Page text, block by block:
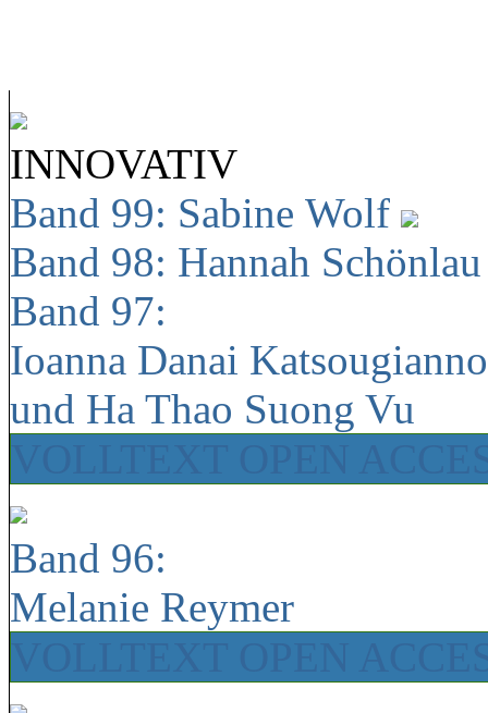
INNOVATIV
Band 99: Sabine Wolf
Band 98: Hannah
Band 97:
Ioanna Danai
und Ha Thao Suong Vu
Band 96:
Melanie Reymer